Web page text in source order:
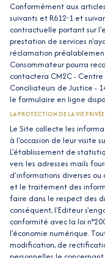
Conformément aux
suivants et R612-1 et
contractuelle portant sur
prestation de services
réclamation
Consommateur pourra
contactera CM2C -
Conciliateurs de Justice -
le formulaire en ligne
LA PROTECTION DE LA VIE
Le Site collecte les
à l'occasion de leur visite
L'établissement de
vers les adresses mails
d'informations diverses ou
et le traitement des
faire dans le respect des
conséquent, l'Editeur
conformité avec la loi
l'économie numérique.
modification, de